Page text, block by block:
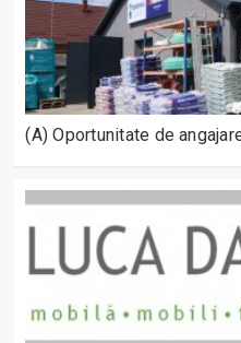
(A) Oportunitate de